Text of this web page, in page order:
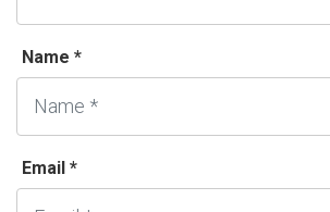
Name *
Email *